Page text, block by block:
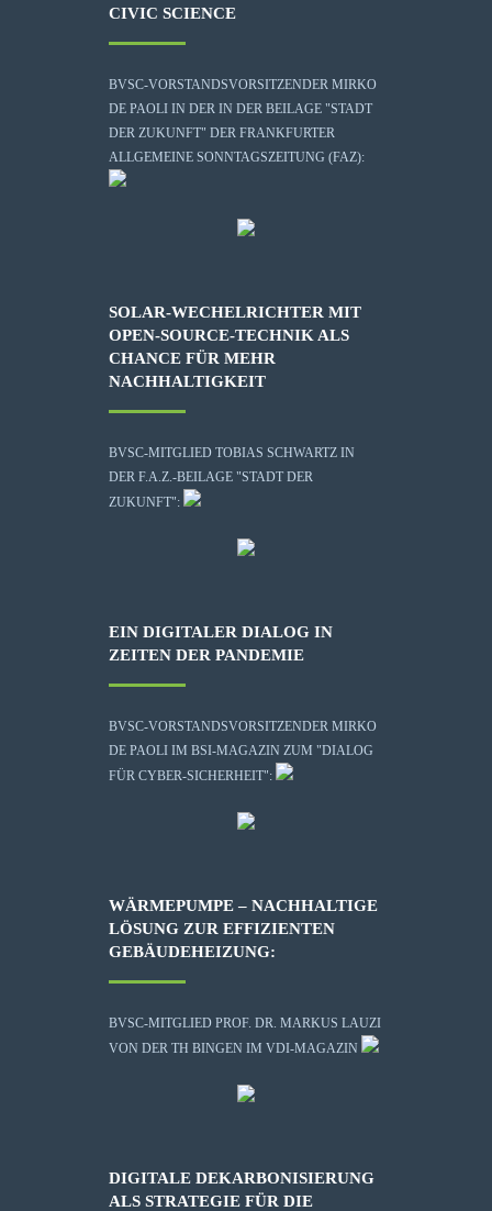
CIVIC SCIENCE
BVSC-VORSTANDSVORSITZENDER MIRKO
DE PAOLI IN DER IN DER BEILAGE "STADT
DER ZUKUNFT" DER FRANKFURTER
ALLGEMEINE SONNTAGSZEITUNG (FAZ):
SOLAR-WECHELRICHTER MIT
OPEN-SOURCE-TECHNIK ALS
CHANCE FÜR MEHR
NACHHALTIGKEIT
BVSC-MITGLIED TOBIAS SCHWARTZ IN
DER F.A.Z.-BEILAGE "STADT DER
ZUKUNFT":
EIN DIGITALER DIALOG IN
ZEITEN DER PANDEMIE
BVSC-VORSTANDSVORSITZENDER MIRKO
DE PAOLI IM BSI-MAGAZIN ZUM "DIALOG
FÜR CYBER-SICHERHEIT":
WÄRMEPUMPE – NACHHALTIGE
LÖSUNG ZUR EFFIZIENTEN
GEBÄUDEHEIZUNG:
BVSC-MITGLIED PROF. DR. MARKUS LAUZI
VON DER TH BINGEN IM VDI-MAGAZIN
DIGITALE DEKARBONISIERUNG
ALS STRATEGIE FÜR DIE